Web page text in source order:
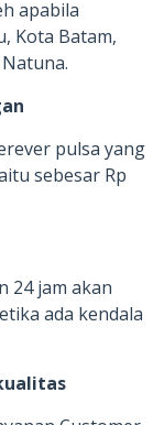
apabila
Kota Batam,
pulsa yang
sebesar Rp
24 jam akan
ada kendala